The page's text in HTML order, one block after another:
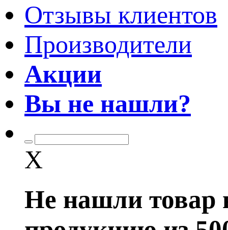
Отзывы клиентов
Производители
Акции
Вы не нашли?
X
Не нашли товар